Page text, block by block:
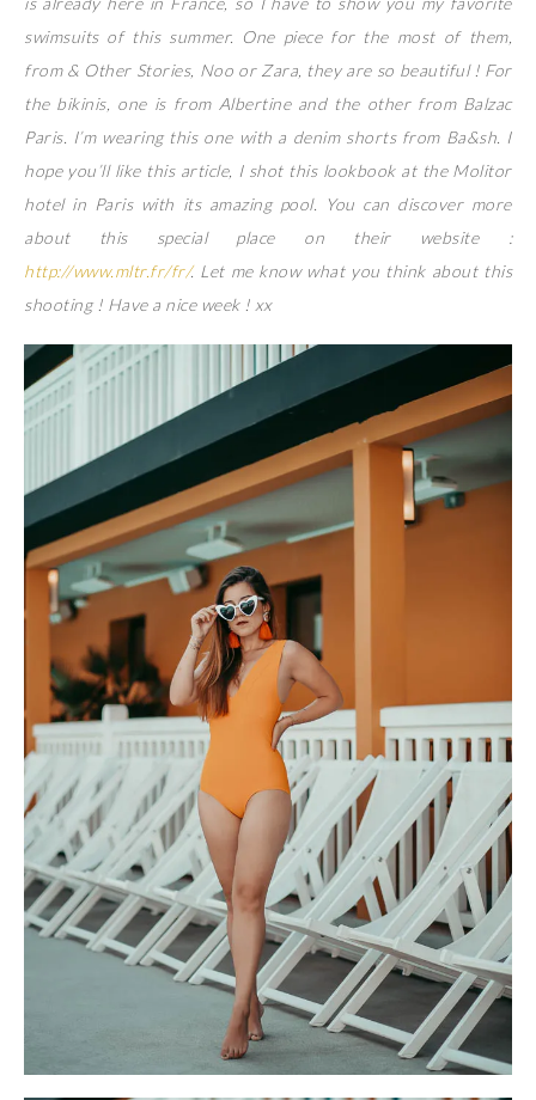
swimsuits of this summer. One piece for the most of them,
from & Other Stories, Noo or Zara, they are so beautiful ! For
the bikinis, one is from Albertine and the other from Balzac
Paris. I’m wearing this one with a denim shorts from Ba&sh. I
hope you’ll like this article, I shot this lookbook at the Molitor
hotel in Paris with its amazing pool. You can discover more
about this special place on their website :
http://www.mltr.fr/fr/. Let me know what you think about this
shooting ! Have a nice week ! xx